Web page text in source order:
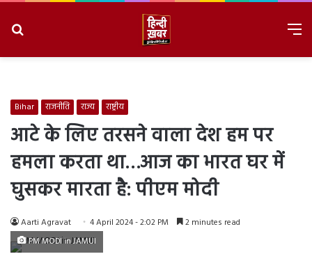
Bihar राजनीति राज्य राष्ट्रीय
आटे के लिए तरसने वाला देश हम पर
हमला करता था…आज का भारत घर में
घुसकर मारता है: पीएम मोदी
Aarti Agravat 4 April 2024 - 2:02 PM 2 minutes read
PM MODI in JAMUI